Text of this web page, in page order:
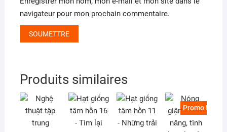
navigateur pour mon prochain commentaire.
Produits similaires
Promo !